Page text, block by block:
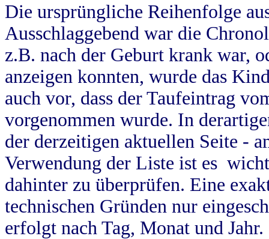
Die ursprüngliche Reihenfolge
Ausschlaggebend war die
z.B. nach der Geburt krank war,
anzeigen konnten, wurde das
auch vor, dass der Taufeintrag
vorgenommen wurde. In
der derzeitigen aktuellen Seite -
Verwendung der Liste ist es
dahinter zu überprüfen. Eine
technischen Gründen nur
erfolgt nach Tag, Monat und Jahr.